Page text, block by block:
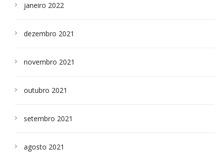
janeiro 2022
dezembro 2021
novembro 2021
outubro 2021
setembro 2021
agosto 2021